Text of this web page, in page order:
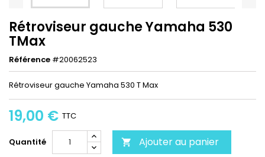
Rétroviseur gauche Yamaha 530
TMax
Référence #20062523
Rétroviseur gauche Yamaha 530 T Max
19,00 € TTC
Quantité  Ajouter au panier